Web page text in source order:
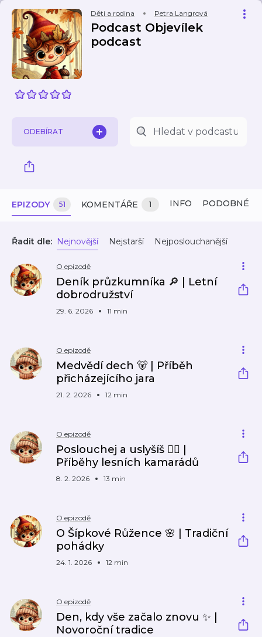
Děti a rodina Petra Langrová
Podcast Objevílek
podcast
ODEBÍRAT
EPIZODY 51 KOMENTÁŘE 1 INFO PODOBNÉ
Řadit dle: Nejnovější Nejstarší Nejposlouchanější
O epizodě
Deník průzkumníka 🔎 | Letní
dobrodružství
29. 6. 2026 11 min
O epizodě
Medvědí dech 🐻 | Příběh
přicházejícího jara
21. 2. 2026 12 min
O epizodě
Poslouchej a uslyšíš 👂🏼 |
Příběhy lesních kamarádů
8. 2. 2026 13 min
O epizodě
O Šípkové Růžence 🌸 | Tradiční
pohádky
24. 1. 2026 12 min
O epizodě
Den, kdy vše začalo znovu ✨ |
Novoroční tradice